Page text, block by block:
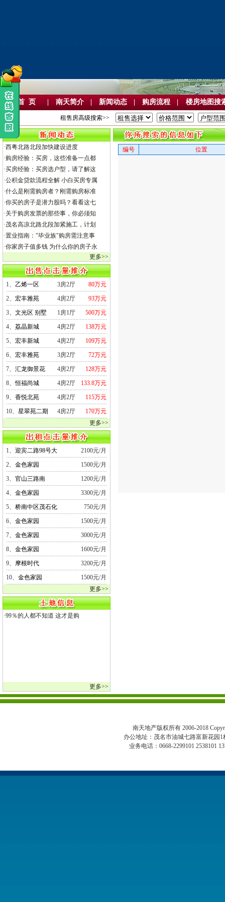
首 页 南天简介 新闻动态 购房流程 楼房地图搜
租售房高级搜索>>
·西粤北路北段加快建设进度
·购房经验：买房，这些准备一点都
·买房经验：买房选户型，请了解这
·公积金贷款流程全解 小白买房专属
·什么是刚需购房者？刚需购房标准
·你买的房子是潜力股吗？看看这七
·关于购房发票的那些事，你必须知
·茂名高凉北路北段加紧施工，计划
·置业指南："毕业族"购房需注意事
·你家房子值多钱 为什么你的房子永
更多>>
1、乙烯一区 3房2厅
80万元
2、宏丰雅苑 4房2厅
93万元
3、文光区 别墅 1房1厅
500万元
4、荔晶新城 4房2厅
138万元
5、宏丰新城 4房2厅
109万元
6、宏丰雅苑 3房2厅
72万元
7、汇龙御景花 4房2厅
128万元
8、恒福尚城 4房2厅
133.8万元
9、香悦北苑 4房2厅
115万元
10、星翠苑二期 4房2厅
170万元
更多>>
1、迎宾二路98号大
2100元/月
2、金色家园
1500元/月
3、官山三路南
1200元/月
4、金色家园
3300元/月
5、桥南中区茂石化
750元/月
6、金色家园
1500元/月
7、金色家园
3000元/月
8、金色家园
1600元/月
9、 摩根时代
3200元/月
10、金色家园
1500元/月
更多>>
·99％的人都不知道 这才是购
更多>>
编号 位置
南天地产版权所有 2006-2018
办公地址：茂名市油城七路富新花园
业务电话：0668-2299101 2538101